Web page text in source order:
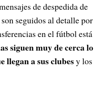
de despedida de
seguidos al detalle por
en el fútbol está
siguen muy de cerca lo
llegan a sus clubesy los